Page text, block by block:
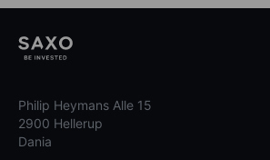
Philip Heymans Alle 15
2900 Hellerup
Dania